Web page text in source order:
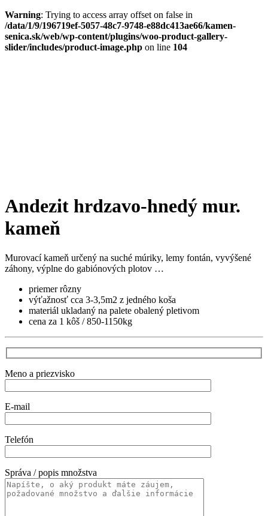
Warning: Trying to access array offset on false in
/data/1/9/196719ef-5057-48c7-9748-e88dc413ae66/kamen-
senica.sk/web/wp-content/plugins/woo-product-gallery-
slider/includes/product-image.php on line 104
Andezit hrdzavo-hnedý mur.
kameň
Murovací kameň určený na suché múriky, lemy fontán, vyvýšené
záhony, výplne do gabiónových plotov …
priemer rôzny
výťažnosť cca 3-3,5m2 z jedného koša
materiál ukladaný na palete obalený pletivom
cena za 1 kôš / 850-1150kg
Meno a priezvisko
E-mail
Telefón
Správa / popis množstva